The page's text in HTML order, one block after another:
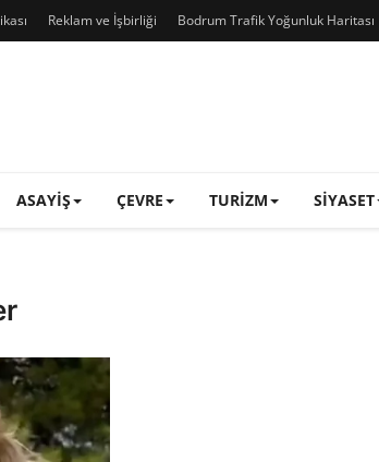
Reklam ve İşbirliği Bodrum Trafik Yoğunluk Haritası
ASAYIŞ ÇEVRE TURIZM SIYASET